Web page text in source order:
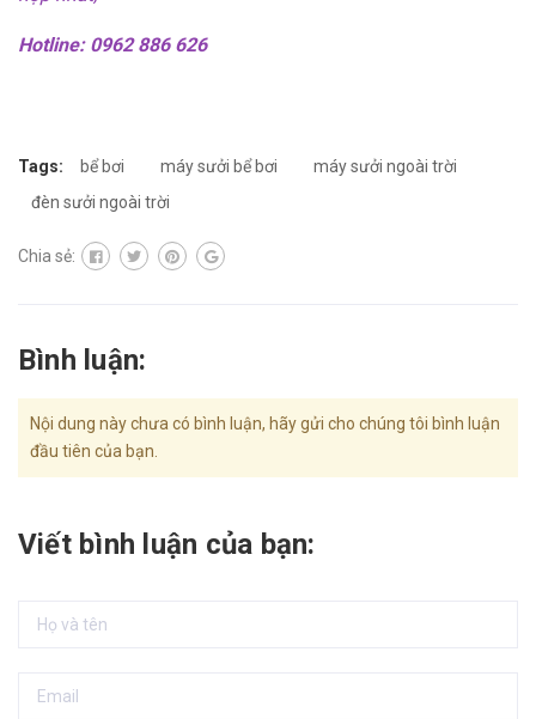
Hotline: 0962 886 626
Tags: bể bơi máy sưởi bể bơi
máy sưởi ngoài trời
đèn sưởi ngoài trời
Chia sẻ:
Bình luận:
Nội dung này chưa có bình luận, hãy gửi cho chúng tôi bình luận
đầu tiên của bạn.
Viết bình luận của bạn: